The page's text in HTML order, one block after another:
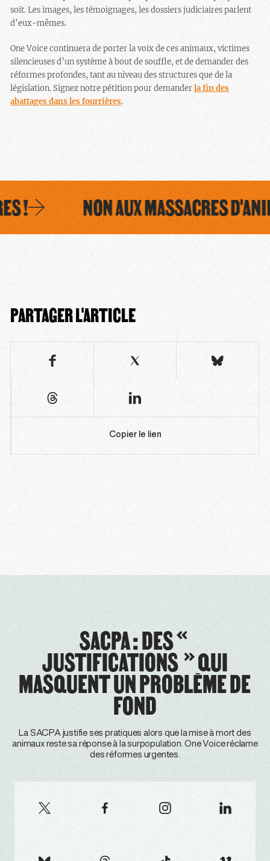
soit. Les images, les témoignages, les dossiers judiciaires parlent
d’eux-mêmes.
One Voice continuera de porter la voix de ces animaux, victimes
silencieuses d’un système à bout de souffle, et de demander des
réformes profondes, tant au niveau des structures que de la
législation. Signez notre pétition pour demanderla fin des
abattages dans les fourrières.
! NON AUX MASSACRES
PARTAGER L'ARTICLE
Copier le lien
SACPA : DES «
JUSTIFICATIONS » QUI
MASQUENT UN PROBLÈME DE
FOND
La SACPA justifie ses pratiques alors que la mise à mort des
animaux reste sa réponse à la surpopulation. One Voice réclame
des réformes urgentes.